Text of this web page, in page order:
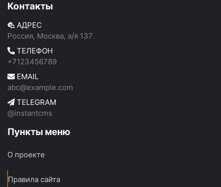
Контакты
АДРЕС
Россия, Москва, а/я 137
ТЕЛЕФОН
+7123456789
EMAIL
abc@example.com
TELEGRAM
@instantcms
Пункты меню
О проекте
Правила сайта